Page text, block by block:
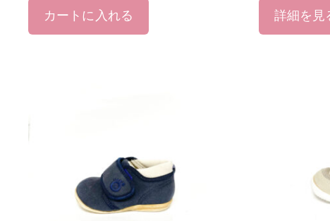
カートに入れる 詳細を見